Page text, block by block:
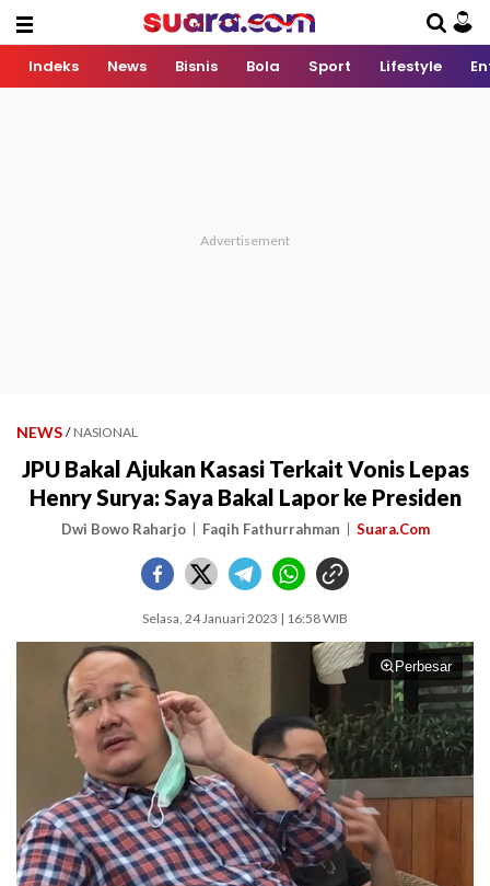
Indeks News Bisnis Bola Sport Lifestyle
NEWS / NASIONAL
JPU Bakal Ajukan Kasasi Terkait Vonis Lepas
Henry Surya: Saya Bakal Lapor ke Presiden
Dwi Bowo Raharjo Faqih Fathurrahman Suara.Com
Selasa, 24 Januari 2023 | 16:58 WIB
Perbesar